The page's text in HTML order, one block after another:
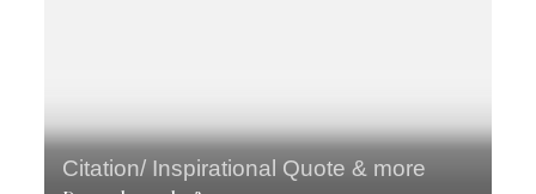
Citation/ Inspirational Quote & more